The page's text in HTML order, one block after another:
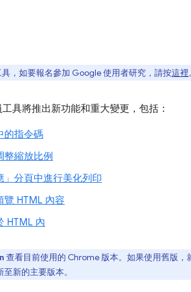
，如要報名參加 Google 使用者研究，請按這裡。
具將推出新功能和重大變更，包括：
的指令碼
整縮放比例
分頁中進行美化列印
覽 HTML 內容
HTML 內
查看目前使用的 Chrome 版本。如果使用舊版
新的主要版本。